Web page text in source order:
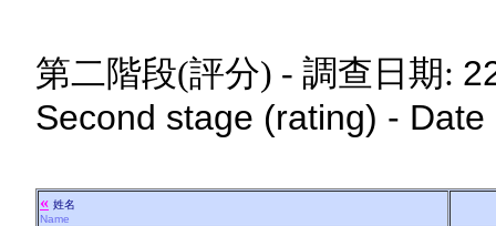
第二階段(評分) - 調查日期:
Second stage (rating) -
« 姓名
Name